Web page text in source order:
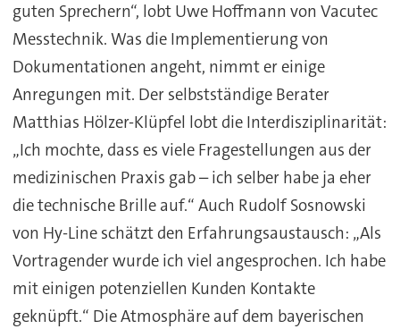
guten Sprechern“, lobt Uwe Hoffmann von Vacutec
Messtechnik. Was die Implementierung von
Dokumentationen angeht, nimmt er einige
Anregungen mit. Der selbstständige Berater
Matthias Hölzer-Klüpfel lobt die Interdisziplinarität:
„Ich mochte, dass es viele Fragestellungen aus der
medizinischen Praxis gab – ich selber habe ja eher
die technische Brille auf.“ Auch Rudolf Sosnowski
von Hy-Line schätzt den Erfahrungsaustausch: „Als
Vortragender wurde ich viel angesprochen. Ich habe
mit einigen potenziellen Kunden Kontakte
geknüpft.“ Die Atmosphäre auf dem bayerischen